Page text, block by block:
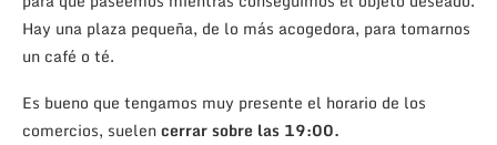
Hay una plaza pequeña, de lo más acogedora, para tomarnos
un café o té.
Es bueno que tengamos muy presente el horario de los
comercios, suelencerrar sobre las 19:00.